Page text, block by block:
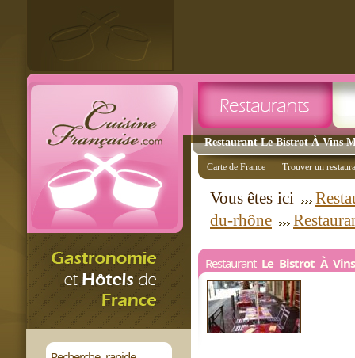
Restaurant Le Bistrot À Vins
Carte de France Trouver un
Vous êtes ici
du-rhône
Restaurant Le Bistrot À Vins